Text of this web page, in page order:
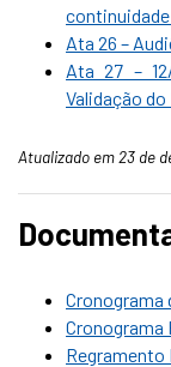
Ata 26 –
Ata 27 –
Validação
Atualizado em 23 de
Cronograma
Cronograma
Regramento